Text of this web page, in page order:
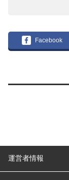
Facebook
運営者情報